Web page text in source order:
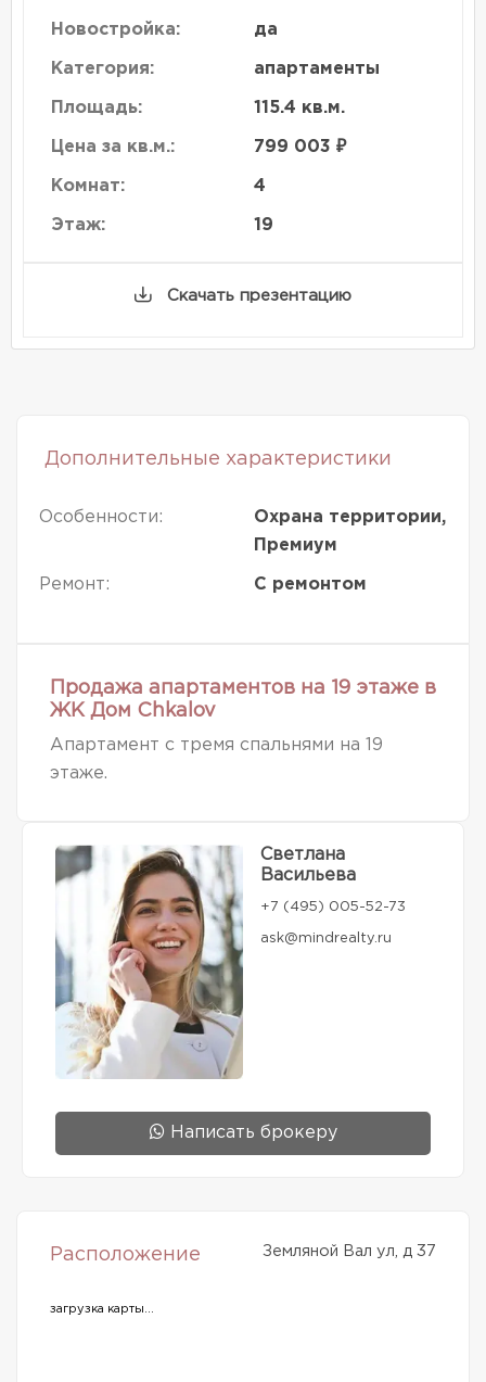
Новостройка: да
Категория: апартаменты
Площадь: 115.4 кв.м.
Цена за кв.м.: 799 003 ₽
Комнат: 4
Этаж: 19
Скачать презентацию
Дополнительные характеристики
Особенности:
Охрана территории,
Премиум
Ремонт: С ремонтом
Продажа апартаментов на 19 этаже в
ЖК Дом Chkalov
Апартамент с тремя спальнями на 19
этаже.
Светлана
Васильева
+7 (495) 005-52-73
ask@mindrealty.ru
Написать брокеру
Расположение Земляной Вал ул, д 37
загрузка карты...